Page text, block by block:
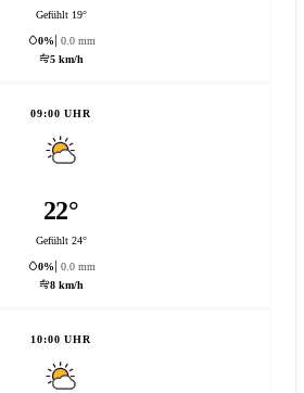
Gefühlt 19°
0%
0.0 mm
5 km/h
09:00 UHR
22°
Gefühlt 24°
0%
0.0 mm
8 km/h
10:00 UHR